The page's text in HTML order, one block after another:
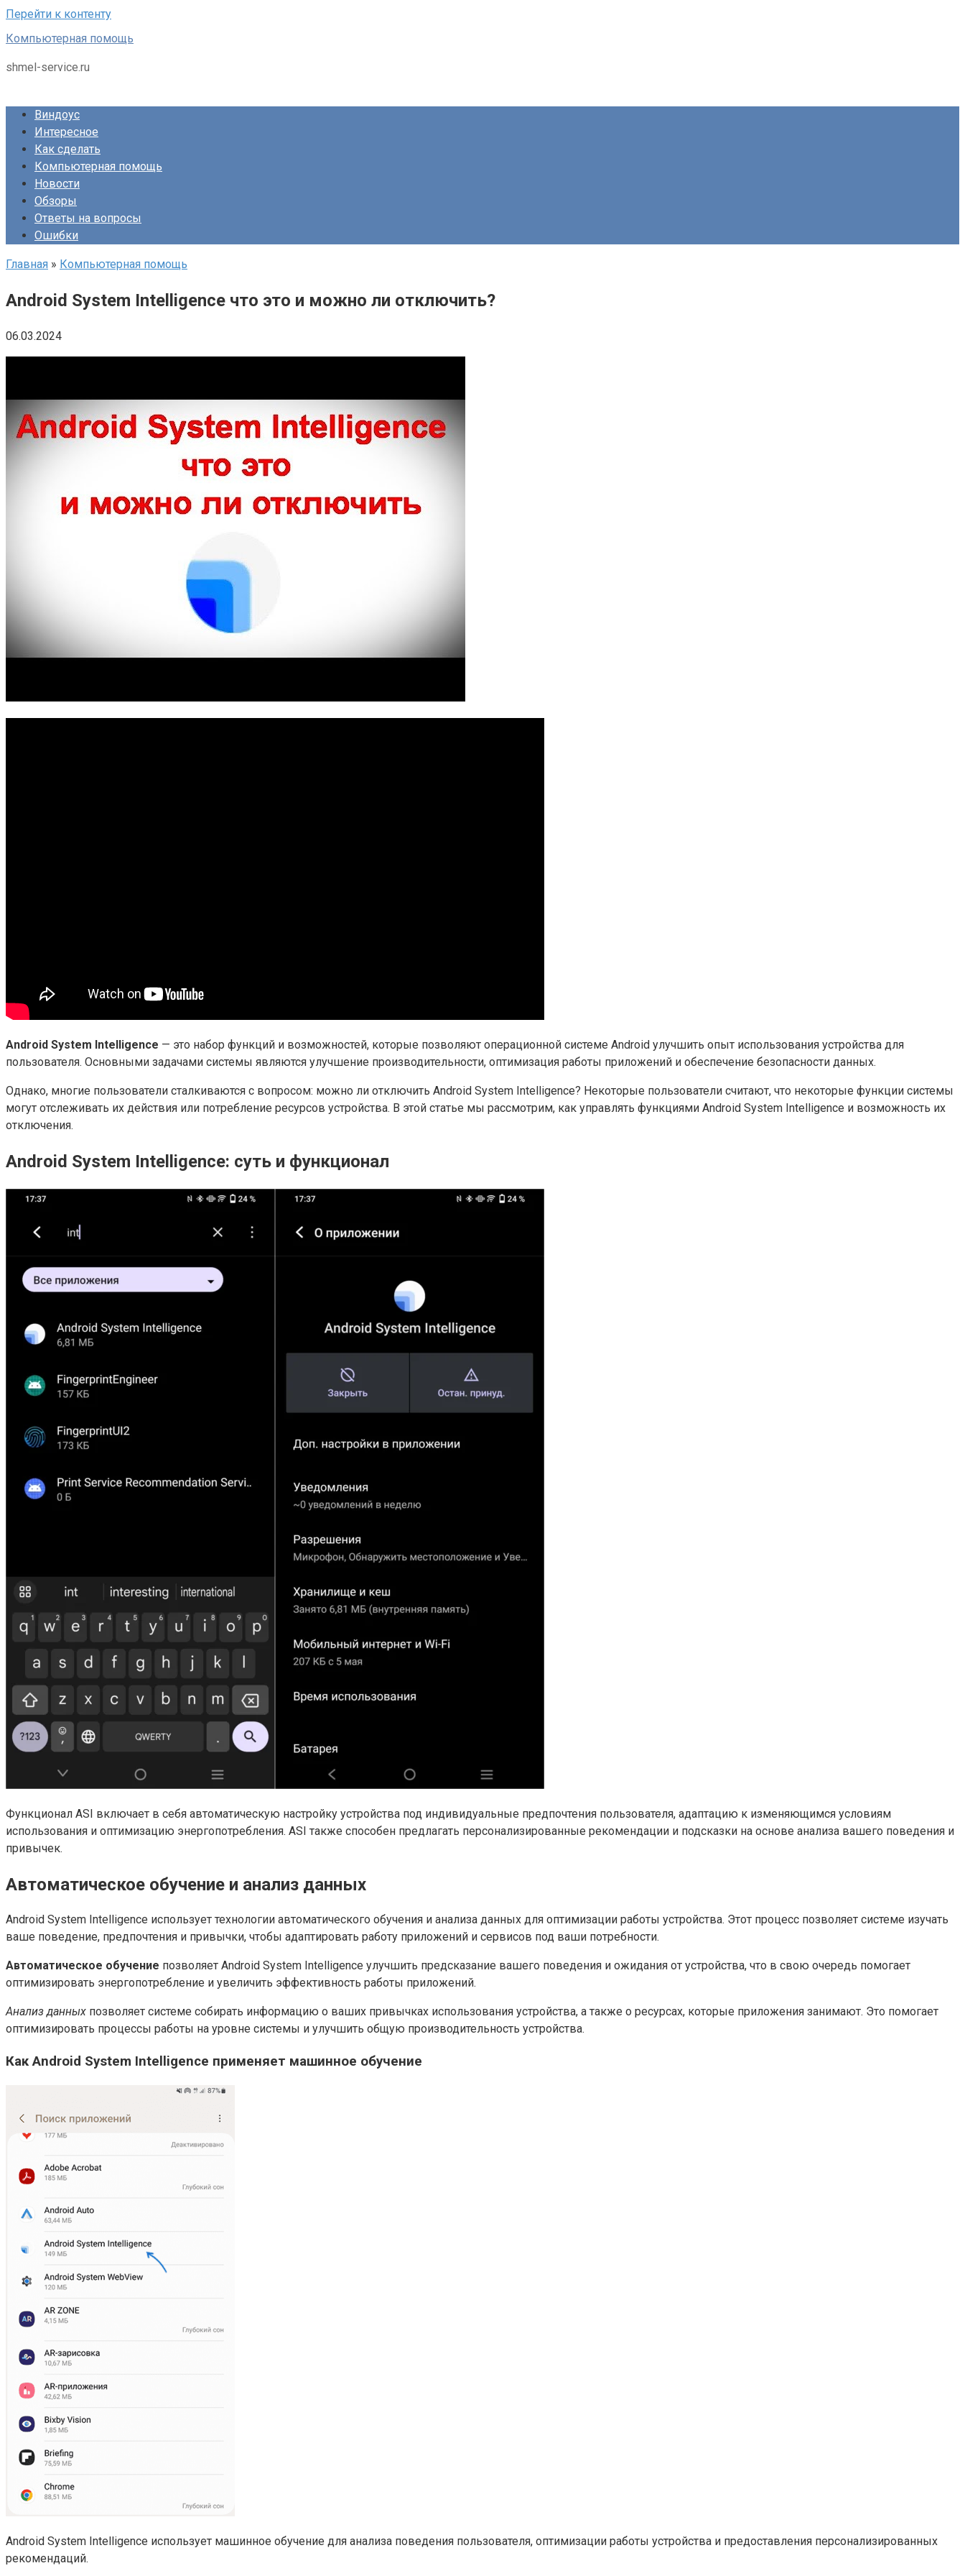
Перейти к контенту
Компьютерная помощь
shmel-service.ru
Виндоус
Интересное
Как сделать
Компьютерная помощь
Новости
Обзоры
Ответы на вопросы
Ошибки
Главная » Компьютерная помощь
Android System Intelligence что это и можно ли отключить?
06.03.2024
Android System Intelligence — это набор функций и возможностей, которые позволяют операционной системе Android улучшить опыт использования устройства для
пользователя. Основными задачами системы являются улучшение производительности, оптимизация работы приложений и обеспечение безопасности данных.
Однако, многие пользователи сталкиваются с вопросом: можно ли отключить Android System Intelligence? Некоторые пользователи считают, что некоторые функции системы
могут отслеживать их действия или потребление ресурсов устройства. В этой статье мы рассмотрим, как управлять функциями Android System Intelligence и возможность их
отключения.
Android System Intelligence: суть и функционал
Функционал ASI включает в себя автоматическую настройку устройства под индивидуальные предпочтения пользователя, адаптацию к изменяющимся условиям
использования и оптимизацию энергопотребления. ASI также способен предлагать персонализированные рекомендации и подсказки на основе анализа вашего поведения и
привычек.
Автоматическое обучение и анализ данных
Android System Intelligence использует технологии автоматического обучения и анализа данных для оптимизации работы устройства. Этот процесс позволяет системе изучать
ваше поведение, предпочтения и привычки, чтобы адаптировать работу приложений и сервисов под ваши потребности.
Автоматическое обучение позволяет Android System Intelligence улучшить предсказание вашего поведения и ожидания от устройства, что в свою очередь помогает
оптимизировать энергопотребление и увеличить эффективность работы приложений.
Анализ данных позволяет системе собирать информацию о ваших привычках использования устройства, а также о ресурсах, которые приложения занимают. Это помогает
оптимизировать процессы работы на уровне системы и улучшить общую производительность устройства.
Как Android System Intelligence применяет машинное обучение
Android System Intelligence использует машинное обучение для анализа поведения пользователя, оптимизации работы устройства и предоставления персонализированных
рекомендаций.